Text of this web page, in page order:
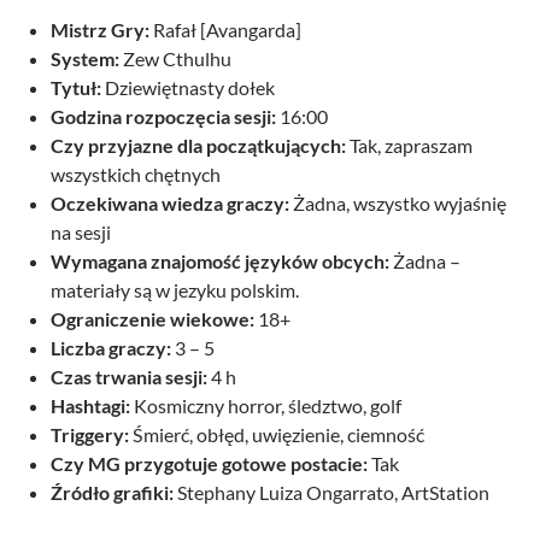
Mistrz Gry: Rafał [Avangarda]
System: Zew Cthulhu
Tytuł: Dziewiętnasty dołek
Godzina rozpoczęcia sesji: 16:00
Czy przyjazne dla początkujących:Tak, zapraszam
wszystkich chętnych
Oczekiwana wiedza graczy: Żadna, wszystko wyjaśnię
na sesji
Wymagana znajomość języków obcych: Żadna –
materiały są w jezyku polskim.
Ograniczenie wiekowe: 18+
Liczba graczy: 3 – 5
Czas trwania sesji:4 h
Hashtagi: Kosmiczny horror, śledztwo, golf
Triggery:Śmierć, obłęd, uwięzienie, ciemność
Czy MG przygotuje gotowe postacie:Tak
Źródło grafiki:Stephany Luiza Ongarrato, ArtStation